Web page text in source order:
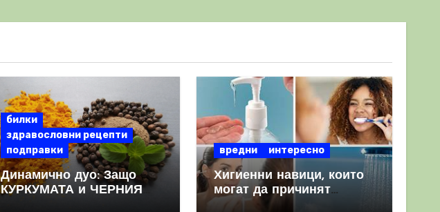
билки
здравословни рецепти
подправки
Динамично дуо: Защо
КУРКУМАТА и ЧЕРНИЯ
вредни интересно
Хигиенни навици, които
могат да причинят
повече вреда, отколкото